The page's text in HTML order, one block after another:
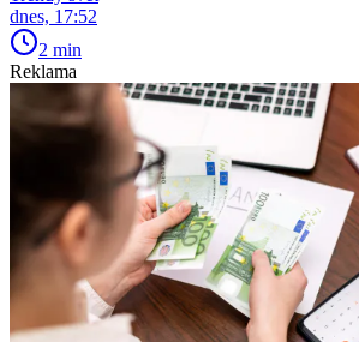
dnes, 17:52
2 min
Reklama